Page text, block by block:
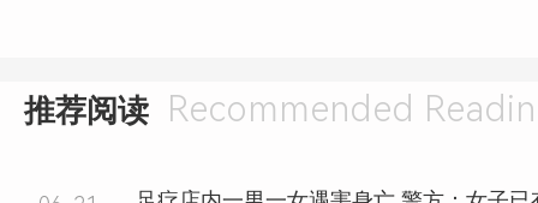
推荐阅读 Recommended